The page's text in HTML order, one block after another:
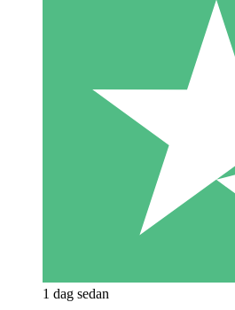
1 dag sedan